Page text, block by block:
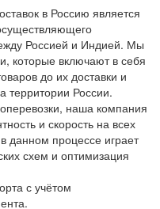
в Россию является
Россией и Индией. Мы
которые включают в себя
до их доставки и
территории России.
, наша компания
и скорость на всех
данном процессе играет
схем и оптимизация
с учётом